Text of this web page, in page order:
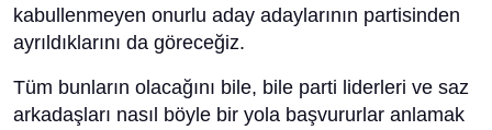
kabullenmeyen onurlu aday adaylarının partisinden
ayrıldıklarını da göreceğiz.
Tüm bunların olacağını bile, bile parti liderleri ve saz
arkadaşları nasıl böyle bir yola başvururlar anlamak